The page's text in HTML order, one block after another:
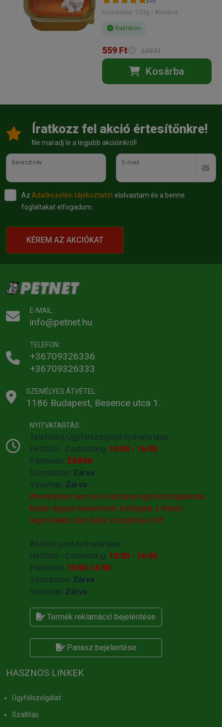
Kiszerelés: 150g / Alutálca
Raktáron
559 Ft 699 Ft
Kosárba
Íratkozz fel akció értesítőnkre!
Ne maradj le a legjobb akcióinkról!
Keresztnév E-mail
Az Adatkezelési tájékoztatót elolvastam és a benne
foglaltakat elfogadom.
KÉREM AZ AKCIÓKAT
E-MAIL:
info@petnet.hu
TELEFON:
+36709326336
+36709326333
SZEMÉLYES ÁTVÉTEL:
1186 Budapest, Besence utca 1.
NYITVATARTÁS:
Telefonos Ügyfélszolgálat nyitvatartása:
Hétfőtől - Csütörtökig: 10:00 - 16:00
Pénteken: ZÁRVA
Szombaton: Zárva
Vasárnap: Zárva
Amennyiben nem éri el azonnal ügyfélszolgálatunk,
kérjük legyen türelemmel, kollégánk a lehető
legrövidebb időn belül visszahivja Önt!
Átvételi pont nyitvatartása:
Hétfőtől - Csütörtökig: 10:00 - 16:00
Pénteken: 10:00-14:00
Szombaton: Zárva
Vasárnap: Zárva
Termék reklamáció bejelentése
Panasz bejelentése
HASZNOS LINKEK
Ügyfélszolgálat
Szállítás